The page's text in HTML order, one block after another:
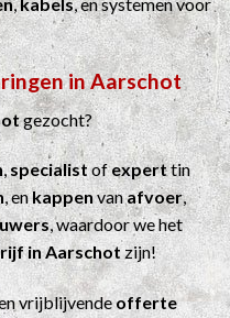
in Aarschot
gezocht?
,specialistofexperttin
, enkappenvanafvoer,
, waardoor we het
in Aarschotzijn!
vrijblijvendeofferte